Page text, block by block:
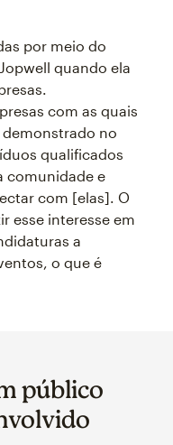
por meio do
quando ela
com as quais
no
qualificados
comunidade e
com [elas]. O
esse interesse em
a
o que é
público